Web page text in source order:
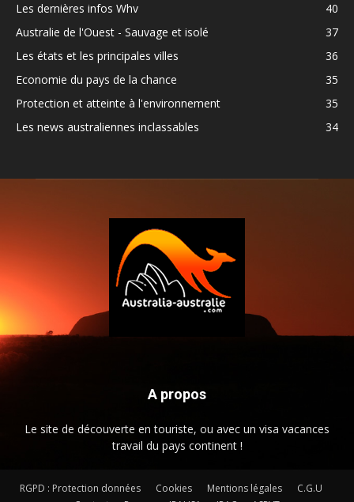
Les dernières infos Whv
40
Australie de l'Ouest - Sauvage et isolé
37
Les états et les principales villes
36
Economie du pays de la chance
35
Protection et atteinte à l'environnement
35
Les news australiennes inclassables
34
A propos
Le site de découverte en touriste, ou avec un visa vacances
travail du pays continent !
RGPD : Protection données Cookies Mentions légales
C.G.U